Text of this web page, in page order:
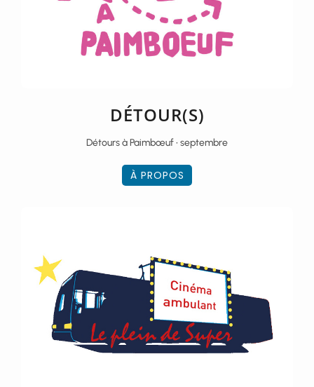
DÉTOUR(S)
Détours à Paimbœuf • septembre
À PROPOS